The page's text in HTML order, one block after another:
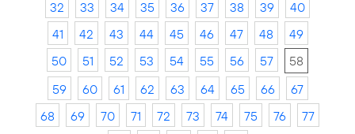
32
33 34 35 36 37 38 39
40
41
42 43 44 45 46 47 48
49
50
51 52 53 54 55 56 57
58
59
60 61 62 63 64 65 66
67
68
69 70 71 72 73 74 75 76
77